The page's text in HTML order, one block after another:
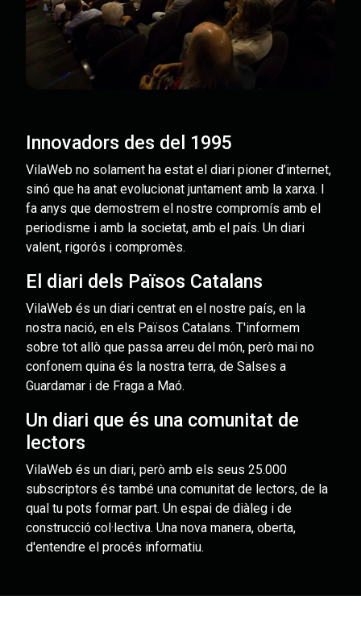
Innovadors des del 1995
VilaWeb no solament ha estat el diari pioner d’internet,
sinó que ha anat evolucionat juntament amb la xarxa. I
fa anys que demostrem el nostre compromís amb el
periodisme i amb la societat, amb el país. Un diari
valent, rigorós i compromès.
El diari dels Països Catalans
VilaWeb és un diari centrat en el nostre país, en la
nostra nació, en els Països Catalans. T'informem
sobre tot allò que passa arreu del món, però mai no
confonem quina és la nostra terra, de Salses a
Guardamar i de Fraga a Maó.
Un diari que és una comunitat de
lectors
VilaWeb és un diari, però amb els seus 25.000
subscriptors és també una comunitat de lectors, de la
qual tu pots formar part. Un espai de diàleg i de
construcció col·lectiva. Una nova manera, oberta,
d'entendre el procés informatiu.